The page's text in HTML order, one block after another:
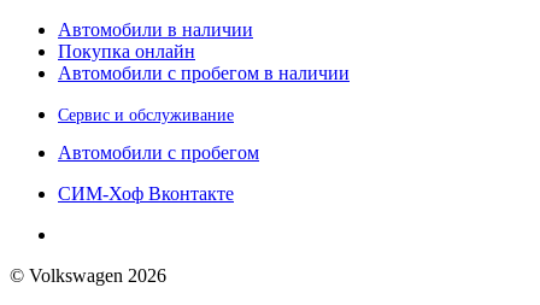
Автомобили в наличии
Покупка онлайн
Автомобили с пробегом в наличии
Сервис и обслуживание
Автомобили с пробегом
СИМ-Хоф Вконтакте
© Volkswagen 2026